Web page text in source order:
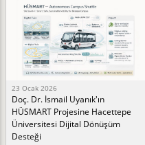
23 Ocak 2026
Doç. Dr. İsmail Uyanık'ın
HÜSMART Projesine Hacettepe
Üniversitesi Dijital Dönüşüm
Desteği